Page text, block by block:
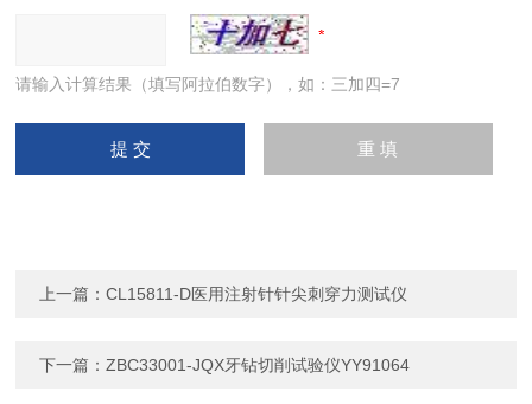
请输入计算结果（填写阿拉伯数字），如：三加四=7
上一篇：CL15811-D医用注射针针尖刺穿力测试仪
下一篇：ZBC33001-JQX牙钻切削试验仪YY91064